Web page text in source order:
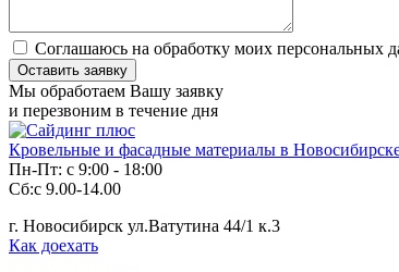
Соглашаюсь на обработку моих персональных
Мы обработаем Вашу заявку
и перезвоним в течение дня
Кровельные и фасадные материалы в
Пн-Пт: с 9:00 - 18:00
Сб:с 9.00-14.00
г. Новосибирск ул.Ватутина 44/1 к.3
Как доехать